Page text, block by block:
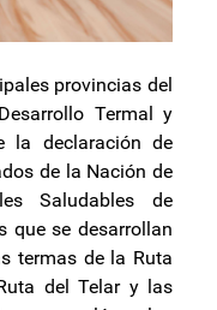
provincias del
Termal y
la declaración de
de la Nación de
Saludables de
que se desarrollan
termas de la Ruta
del Telar y las